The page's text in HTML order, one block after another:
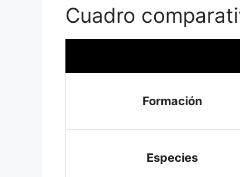
Cuadro
Formación
Especies